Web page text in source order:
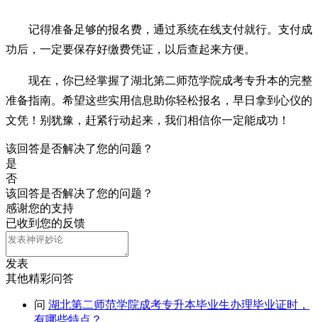
记得准备足够的报名费，通过系统在线支付就行。支付成
功后，一定要保存好缴费凭证，以后查起来方便。
现在，你已经掌握了湖北第二师范学院成考专升本的完整
准备指南。希望这些实用信息助你轻松报名，早日拿到心仪的
文凭！别犹豫，赶紧行动起来，我们相信你一定能成功！
该回答是否解决了您的问题？
是
否
该回答是否解决了您的问题？
感谢您的支持
已收到您的反馈
发表
其他精彩问答
问 湖北第二师范学院成考专升本毕业生办理毕业证时，